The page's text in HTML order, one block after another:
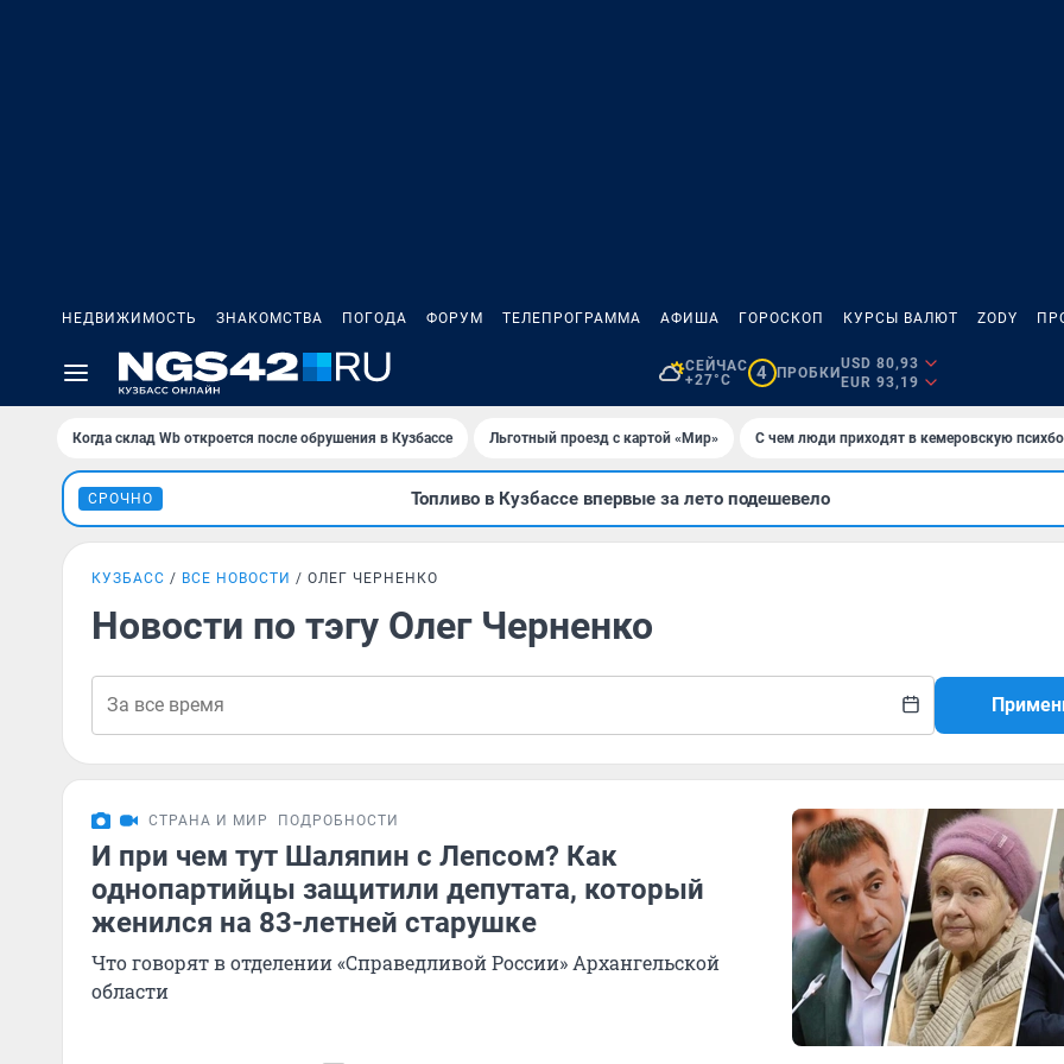
НЕДВИЖИМОСТЬ ЗНАКОМСТВА ПОГОДА ФОРУМ ТЕЛЕПРОГРАММА АФИША ГОРОСКОП КУРСЫ ВАЛЮТ ZODY
СЕЙЧАС
+27°C
4 ПРОБКИ
USD 80,93
EUR 93,19
Когда склад Wb откроется после обрушения в Кузбассе Льготный проезд с картой «Мир» С чем люди приходят в кемеровскую
СРОЧНО Топливо в Кузбассе впервые за лето подешевело
КУЗБАСС ВСЕ НОВОСТИ ОЛЕГ ЧЕРНЕНКО
Новости по тэгу Олег Черненко
СТРАНА И МИР ПОДРОБНОСТИ
И при чем тут Шаляпин с Лепсом? Как
однопартийцы защитили депутата, который
женился на 83-летней старушке
Что говорят в отделении «Справедливой России» Архангельской
области